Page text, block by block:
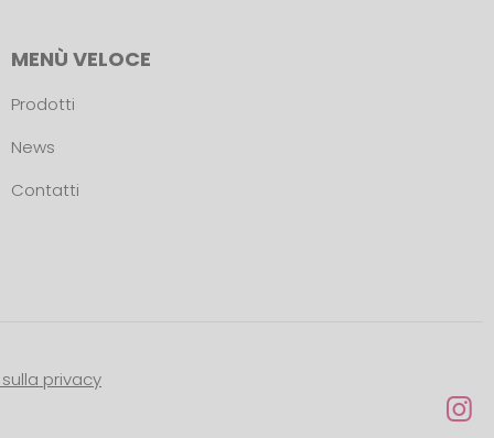
MENÙ VELOCE
Prodotti
News
Contatti
privacy